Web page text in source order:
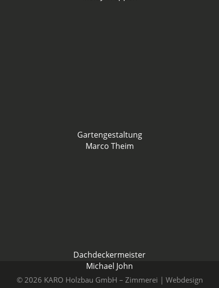
Gartengestaltung
Marco Theim
Dachdeckermeister
Michael John
© 2026 KARO Holzbau GmbH – Zimmerei | Webdesign